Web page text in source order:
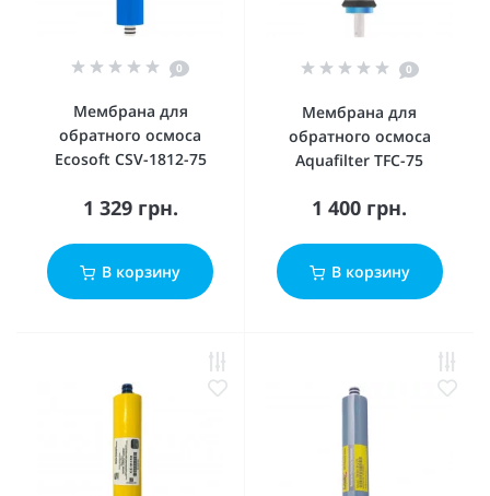
0
Мембрана для
обратного осмоса
Ecosoft CSV-1812-75
1 329 грн.
В корзину
0
Мембрана для
обратного осмоса
Aquafilter TFC-75
1 400 грн.
В корзину